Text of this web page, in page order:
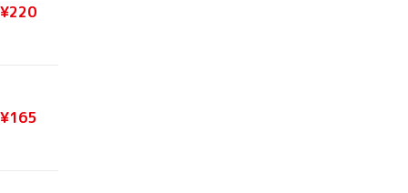
¥220
¥165